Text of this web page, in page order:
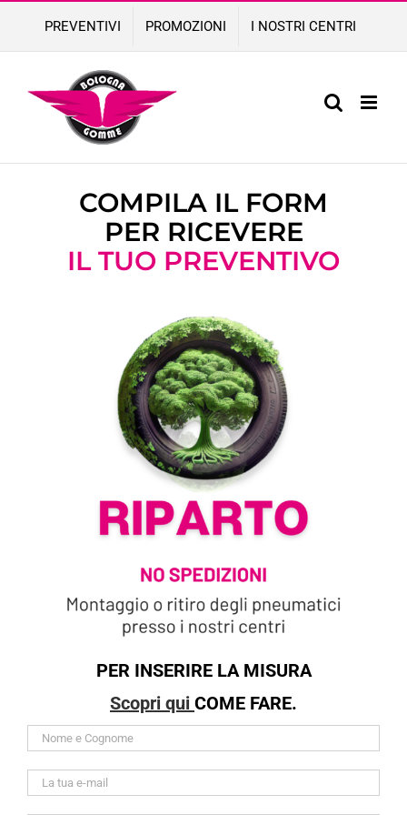
content
PREVENTIVI PROMOZIONI I NOSTRI CENTRI
COMPILA IL FORM
PER RICEVERE
IL TUO PREVENTIVO
PER INSERIRE LA MISURA
Scopri qui COME FARE.